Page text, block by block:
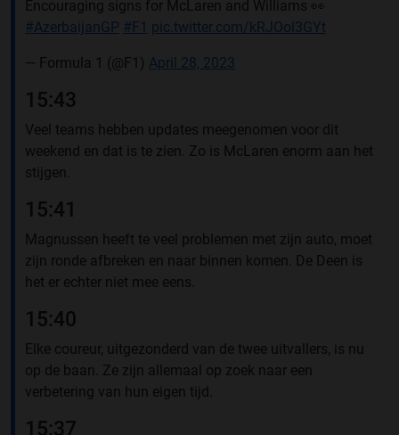
Encouraging signs for McLaren and Williams 👀
#AzerbaijanGP #F1 pic.twitter.com/kRJOol3GYt
— Formula 1 (@F1) April 28, 2023
15:43
Veel teams hebben updates meegenomen voor dit
weekend en dat is te zien. Zo is McLaren enorm aan het
stijgen.
15:41
Magnussen heeft te veel problemen met zijn auto, moet
zijn ronde afbreken en naar binnen komen. De Deen is
het er echter niet mee eens.
15:40
Elke coureur, uitgezonderd van de twee uitvallers, is nu
op de baan. Ze zijn allemaal op zoek naar een
verbetering van hun eigen tijd.
15:37